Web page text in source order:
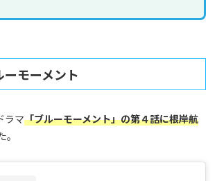
ーモーメント
ラマ「ブルーモーメント」の第４話に根岸航
。